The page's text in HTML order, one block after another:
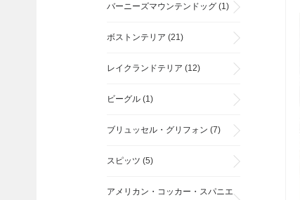
バーニーズマウンテンドッグ (1)
ボストンテリア (21)
レイクランドテリア (12)
ビーグル (1)
ブリュッセル・グリフォン (7)
スピッツ (5)
アメリカン・コッカー・スパニエ